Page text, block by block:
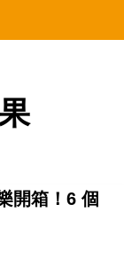
開箱！6 個